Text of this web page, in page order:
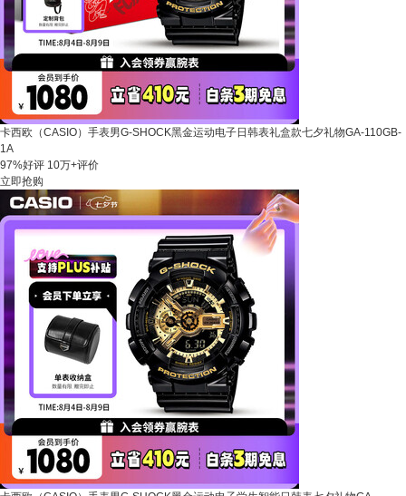
卡西欧（CASIO）手表男G-SHOCK黑金运动电子日韩表礼盒款七夕礼物GA-110GB-
1A
97%好评 10万+评价
立即抢购